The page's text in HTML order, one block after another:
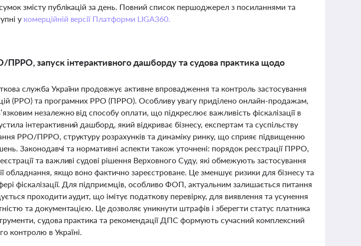
змісту публікацій за день. Повний список першоджерел з посиланнями та
у комерційній версії Платформи LIGA360.
ПРРО, запуск інтерактивного дашборду та судова практика щодо
служба України продовжує активне впровадження та контроль застосування
(РРО) та програмних РРО (ПРРО). Особливу увагу приділено онлайн-продажам,
незалежно від способу оплати, що підкреслює важливість фіскалізації в
інтерактивний дашборд, який відкриває бізнесу, експертам та суспільству
РРО/ПРРО, структуру розрахунків та динаміку ринку, що сприяє підвищенню
Законодавчі та нормативні аспекти також уточнені: порядок реєстрації ПРРО,
та важливі судові рішення Верховного Суду, які обмежують застосування
обладнання, якщо воно фактично зареєстроване. Це зменшує ризики для бізнесу та
фіскалізації. Для підприємців, особливо ФОП, актуальним залишається питання
проходити аудит, що імітує податкову перевірку, для виявлення та усунення
та документацією. Це дозволяє уникнути штрафів і зберегти статус платника
судова практика та рекомендації ДПС формують сучасний комплексний
контролю в Україні.